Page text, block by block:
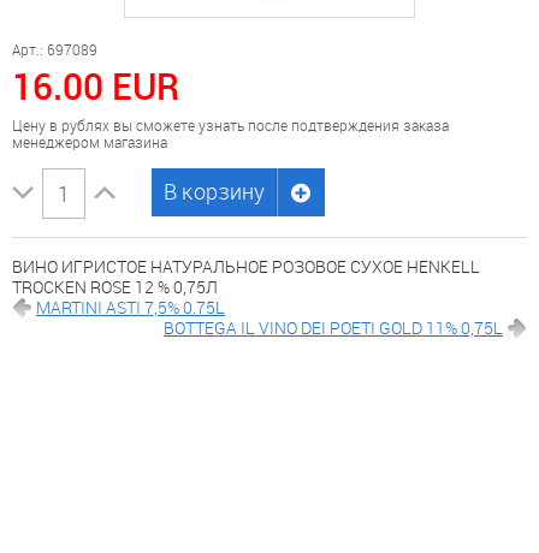
Арт.: 697089
16.00 EUR
Цену в рублях вы сможете узнать после подтверждения заказа
менеджером магазина
В корзину
ВИНО ИГРИСТОЕ НАТУРАЛЬНОЕ РОЗОВОЕ СУХОЕ HENKELL
TROCKEN ROSE 12 % 0,75Л
MARTINI ASTI 7,5% 0.75L
BOTTEGA IL VINO DEI POETI GOLD 11% 0,75L